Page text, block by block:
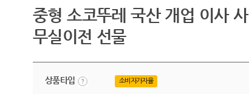
중형 소코뚜레 국산 개업 이사 사
무실이전 선물
상품타입 소비자가자율